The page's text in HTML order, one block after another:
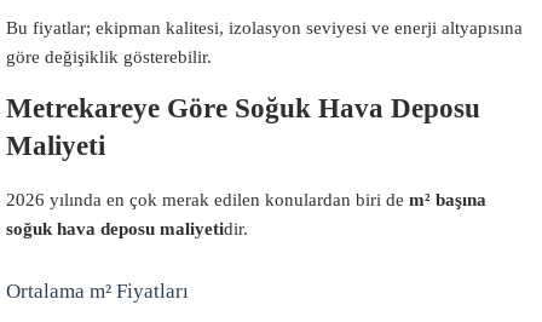
Bu fiyatlar; ekipman kalitesi, izolasyon seviyesi ve enerji altyapısına
göre değişiklik gösterebilir.
Metrekareye Göre Soğuk Hava Deposu
Maliyeti
2026 yılında en çok merak edilen konulardan biri de m² başına
soğuk hava deposu maliyetidir.
Ortalama m² Fiyatları